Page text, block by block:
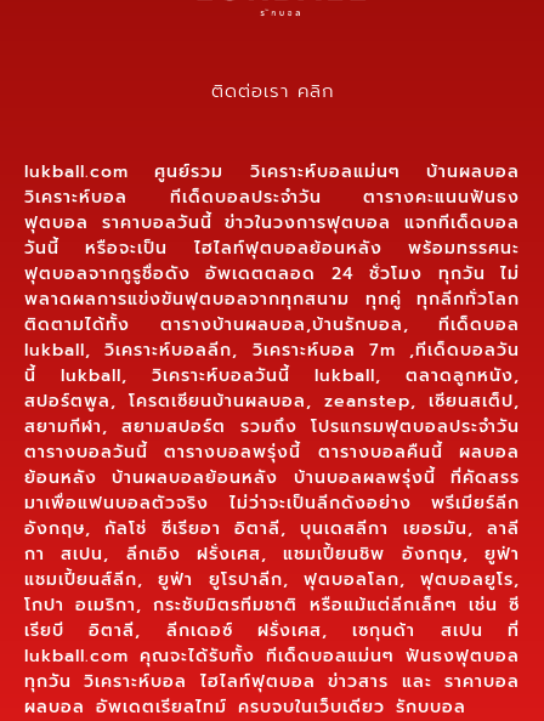
ติดต่อเรา คลิก
lukball.com ศูนย์รวม วิเคราะห์บอลแม่นๆ บ้านผลบอล
วิเคราะห์บอล ทีเด็ดบอลประจำวัน ตารางคะแนนฟันธง
ฟุตบอล ราคาบอลวันนี้ ข่าวในวงการฟุตบอล แจกทีเด็ดบอล
วันนี้ หรือจะเป็น ไฮไลท์ฟุตบอลย้อนหลัง พร้อมทรรศนะ
ฟุตบอลจากกูรูชื่อดัง อัพเดตตลอด 24 ชั่วโมง ทุกวัน ไม่
พลาดผลการแข่งขันฟุตบอลจากทุกสนาม ทุกคู่ ทุกลีกทั่วโลก
ติดตามได้ทั้ง ตารางบ้านผลบอล,บ้านรักบอล, ทีเด็ดบอล
lukball, วิเคราะห์บอลลีก, วิเคราะห์บอล 7m ,ทีเด็ดบอลวัน
นี้ lukball, วิเคราะห์บอลวันนี้ lukball, ตลาดลูกหนัง,
สปอร์ตพูล, โครตเซียนบ้านผลบอล, zeanstep, เซียนสเต็ป,
สยามกีฬา, สยามสปอร์ต รวมถึง โปรแกรมฟุตบอลประจำวัน
ตารางบอลวันนี้ ตารางบอลพรุ่งนี้ ตารางบอลคืนนี้ ผลบอล
ย้อนหลัง บ้านผลบอลย้อนหลัง บ้านบอลผลพรุ่งนี้ ที่คัดสรร
มาเพื่อแฟนบอลตัวจริง ไม่ว่าจะเป็นลีกดังอย่าง พรีเมียร์ลีก
อังกฤษ, กัลโช่ ซีเรียอา อิตาลี, บุนเดสลีกา เยอรมัน, ลาลี
กา สเปน, ลีกเอิง ฝรั่งเศส, แชมเปี้ยนชิพ อังกฤษ, ยูฟ่า
แชมเปี้ยนส์ลีก, ยูฟ่า ยูโรปาลีก, ฟุตบอลโลก, ฟุตบอลยูโร,
โกปา อเมริกา, กระชับมิตรทีมชาติ หรือแม้แต่ลีกเล็กๆ เช่น ซี
เรียบี อิตาลี, ลีกเดอซ์ ฝรั่งเศส, เซกุนด้า สเปน ที่
lukball.com คุณจะได้รับทั้ง ทีเด็ดบอลแม่นๆ ฟันธงฟุตบอล
ทุกวัน วิเคราะห์บอล ไฮไลท์ฟุตบอล ข่าวสาร และ ราคาบอล
ผลบอล อัพเดตเรียลไทม์ ครบจบในเว็บเดียว รักบบอล